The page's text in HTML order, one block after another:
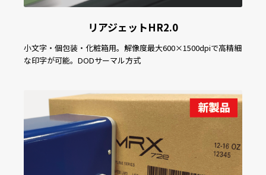
リアジェットHR2.0
小文字・個包装・化粧箱用。解像度最大600×1500dpiで高精細
な印字が可能。DODサーマル方式